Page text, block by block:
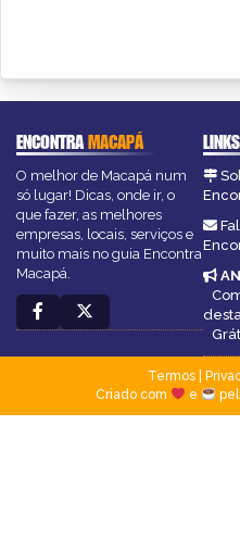
ENCONTRAMACAPÁ
O melhor de Macapá num
só lugar! Dicas, onde ir, o
que fazer, as melhores
empresas, locais, serviços e
muito mais no guia Encontra
Macapá.
Termos|
Criado com
e